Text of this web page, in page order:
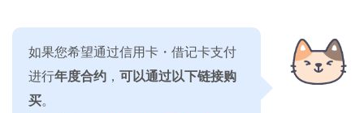
如果您希望通过信用卡・借记卡支付
进行年度合约 ， 可以通过以下链接购
买。